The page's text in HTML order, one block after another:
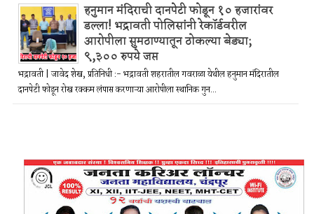
हनुमान मंदिराची दानपेटी फोडून १० हजारांवर
डल्ला! भद्रावती पोलिसांनी रेकॉर्डवरील
आरोपीला सुमठाण्यातून ठोकल्या बेड्या;
९,३०० रुपये जप्त
भद्रावती | जावेद शेख, प्रतिनिधी :- भद्रावती शहरातील गवराळा येथील हनुमान मंदिरातील
दानपेटी फोडून रोख रक्कम लंपास करणाऱ्या आरोपीला स्थानिक गुन...